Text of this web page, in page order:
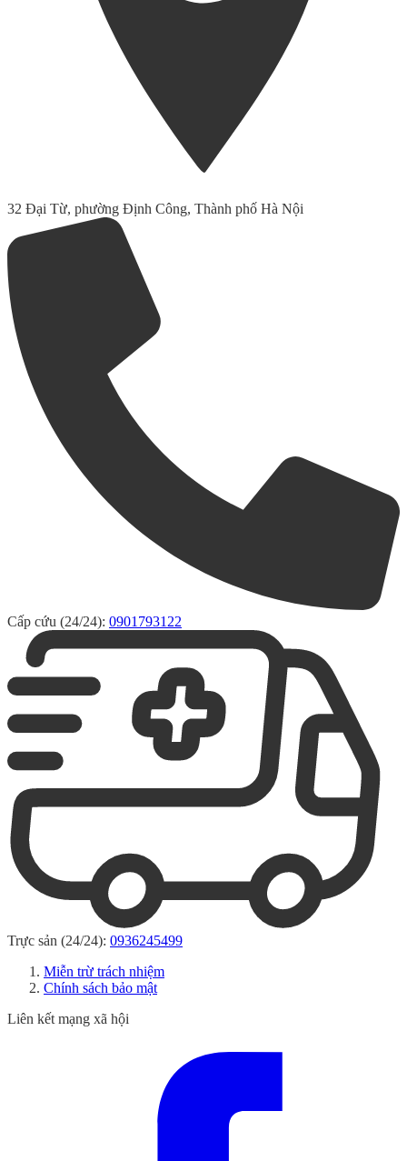
32 Đại Từ, phường Định Công, Thành phố Hà Nội
Cấp cứu (24/24): 0901793122
Trực sản (24/24): 0936245499
Miễn trừ trách nhiệm
Chính sách bảo mật
Liên kết mạng xã hội